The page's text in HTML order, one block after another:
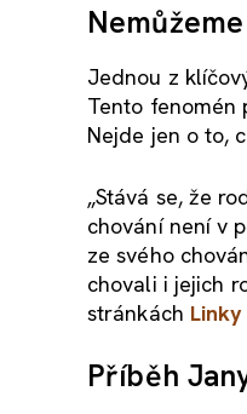
Jednou z
Tento fenomén
Nejde jen o to,
„Stává se, že
chování není v
ze svého
chovali i jejich
stránkách
Příběh